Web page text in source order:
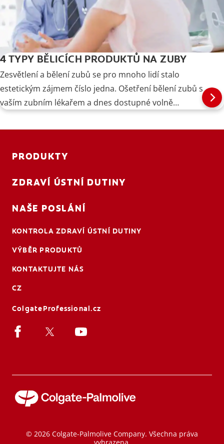
4 TYPY BĚLICÍCH PRODUKTŮ NA ZUBY
Zesvětlení a bělení zubů se pro mnoho lidí stalo
estetickým zájmem číslo jedna. Ošetření bělení zubů s
vaším zubním lékařem a dnes dostupné volně
znatelný vliv na váš úsměv. Přečtěte si o čtyřech
PRODUKTY
ZDRAVÍ ÚSTNÍ DUTINY
NAŠE POSLÁNÍ
KONTROLA ZDRAVÍ ÚSTNÍ DUTINY
VÝBĚR PRODUKTŮ
KONTAKTUJTE NÁS
CZ
ColgateProfessional.cz
© 2026 Colgate-Palmolive Company. Všechna práva